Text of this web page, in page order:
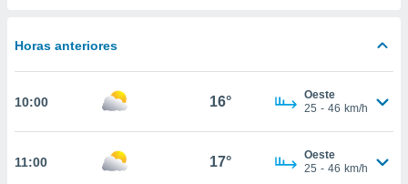
digital
permite
seguir
Horas anteriores
10:00 16°
Oeste
25 - 46 km/h
11:00 17°
Oeste
25 - 46 km/h